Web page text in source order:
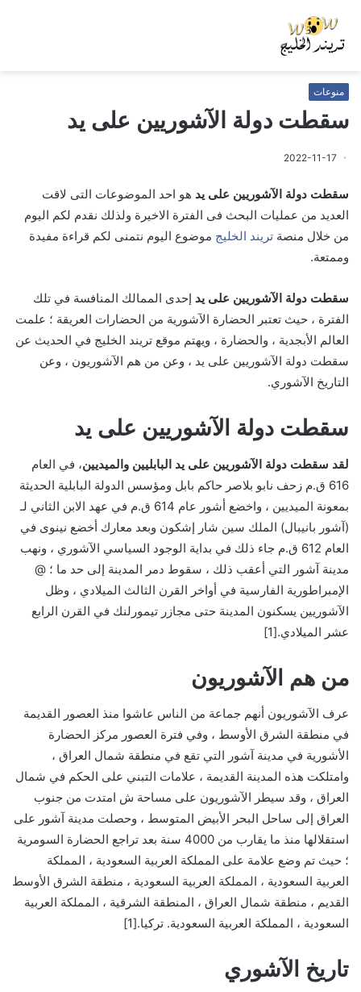
منوعات
سقطت دولة الآشوريين على يد
2022-11-17
سقطت دولة الآشوريين على يد هو احد الموضوعات التى لاقت
العديد من عمليات البحث فى الفترة الاخيرة ولذلك نقدم لكم اليوم
من خلال منصة تريند الخليج موضوع اليوم نتمنى لكم قراءة مفيدة
وممتعة.
سقطت دولة الآشوريين على يد إحدى الممالك المنافسة في تلك
الفترة ، حيث تعتبر الحضارة الآشورية من الحضارات العريقة ؛ علمت
العالم الأبجدية ، والحضارة ، ويهتم موقع تريند الخليج في الحديث عن
سقطت دولة الآشوريين على يد ، وعن من هم الآشوريون ، وعن
التاريخ الآشوري.
سقطت دولة الآشوريين على يد
لقد سقطت دولة الآشوريين على يد البابليين والميديين، في العام
616 ق.م زحف نابو بلاصر حاكم بابل ومؤسس الدولة البابلية الحديثة
بمعونة الميديين ، واخضع أشور عام 614 ق.م في عهد الابن الثاني لـ
(آشور بانيبال) الملك سين شار إشكون وبعد معارك أخضع نينوى في
العام 612 ق.م جاء ذلك في بداية الوجود السياسي الآشوري ، ونهب
مدينة آشور التي أعقب ذلك ، سقوط دمر المدينة إلى حد ما ؛ @
الإمبراطورية الفارسية في أواخر القرن الثالث الميلادي ، وظل
الآشوريين يسكنون المدينة حتى مجازر تيمورلنك في القرن الرابع
عشر الميلادي.[1]
من هم الآشوريون
عرف الآشوريون أنهم جماعة من الناس عاشوا منذ العصور القديمة
في منطقة الشرق الأوسط ، وفي فترة العصور مركز الحضارة
الأشورية في مدينة آشور التي تقع في منطقة شمال العراق ،
وامتلكت هذه المدينة القديمة ، علامات التبني على الحكم في شمال
العراق ، وقد سيطر الآشوريون على مساحة ش امتدت من جنوب
العراق إلى ساحل البحر الأبيض المتوسط ​​، وحصلت مدينة آشور على
استقلالها منذ ما يقارب من 4000 سنة بعد تراجع الحضارة السومرية
؛ حيث تم وضع علامة على المملكة العربية السعودية ، المملكة
العربية السعودية ، المملكة العربية السعودية ، منطقة الشرق الأوسط
القديم ، منطقة شمال العراق ، المنطقة الشرقية ، المملكة العربية
السعودية ، المملكة العربية السعودية. تركيا.[1]
تاريخ الآشوري